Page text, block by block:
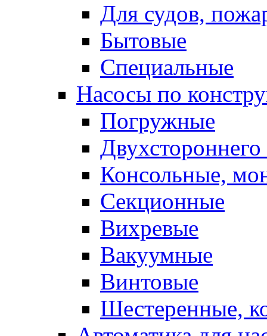
Для судов,
Бытовые
Специальные
Насосы по
Погружные
Двухстороннего
Консольные,
Секционные
Вихревые
Вакуумные
Винтовые
Шестеренные,